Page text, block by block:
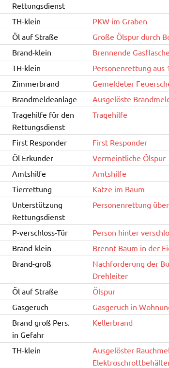
Rettungsdienst
TH-klein
PKW im Graben
Öl auf Straße
Große Ölspur durch
Brand-klein
Brennende Gasflasche
TH-klein
Personenrettung aus
Zimmerbrand
Gemeldeter
Brandmeldeanlage
Ausgelöste
Tragehilfe für den
Rettungsdienst
Tragehilfe
First Responder
First Responder
Öl Erkunder
Vermeintliche Ölspur
Amtshilfe
Amtshilfe
Tierrettung
Katze im Baum
Unterstützung
Rettungsdienst
Personenrettung
P-verschloss-Tür
Person hinter
Brand-klein
Brennt Baum in der
Brand-groß
Nachforderung der
Drehleiter
Öl auf Straße
Ölspur
Gasgeruch
Gasgeruch in
Brand groß Pers.
in Gefahr
Kellerbrand
TH-klein
Ausgelöster